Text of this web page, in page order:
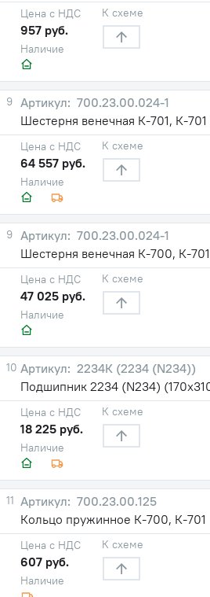
Наличие
Цена с НДС
957 руб.
К схеме
9
700.23.00.024-1
Шестерня венечная К-701, К-
Наличие
Цена с НДС
64 557 руб.
К схеме
9
700.23.00.024-1
Шестерня венечная К-700, К-
Наличие
Цена с НДС
47 025 руб.
К схеме
10
2234К (2234 (N234))
Подшипник 2234 (N234)
Наличие
Цена с НДС
18 225 руб.
К схеме
11
700.23.00.125
Кольцо пружинное К-700, К-701
Наличие
Цена с НДС
607 руб.
К схеме